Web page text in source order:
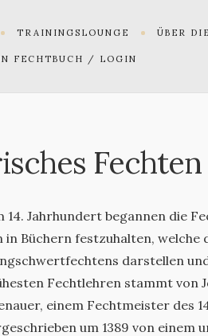
TRAININGSLOUNGE ÜBER
FECHTBUCH / LOGIN
Fechten
14. Jahrhundert begannen die
in Büchern festzuhalten, welche
darstellen
Fechtlehren stammt von
einem Fechtmeister des
um 1389 von einem